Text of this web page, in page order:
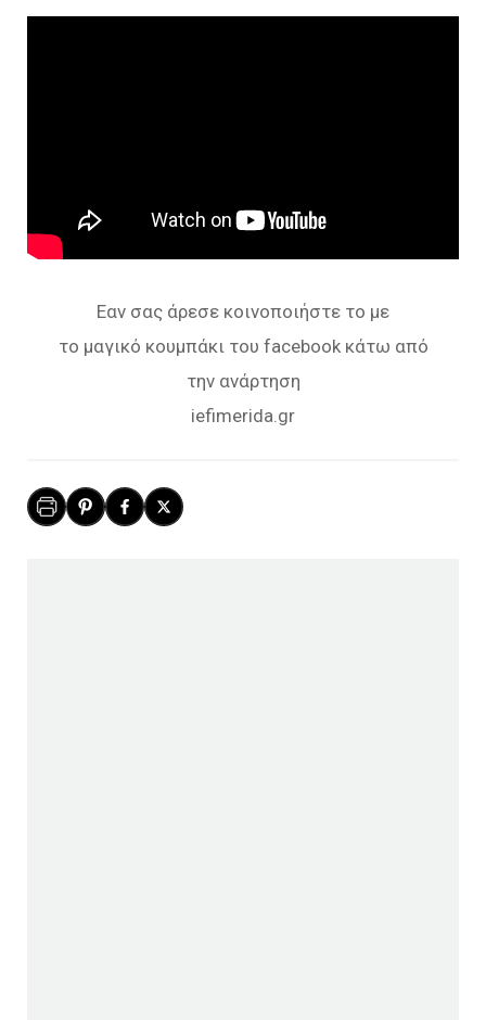
Εαν σας άρεσε κοινοποιήστε το με
το μαγικό κουμπάκι του facebook κάτω από
την ανάρτηση
iefimerida.gr